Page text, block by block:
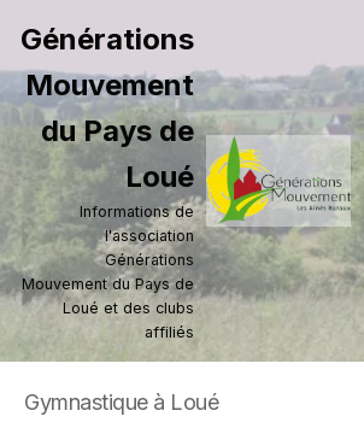
Aller
au
contenu
Générations
Mouvement
du Pays de
Loué
Informations de
l'association
Générations
Mouvement du Pays de
Loué et des clubs
affiliés
Gymnastique à Loué